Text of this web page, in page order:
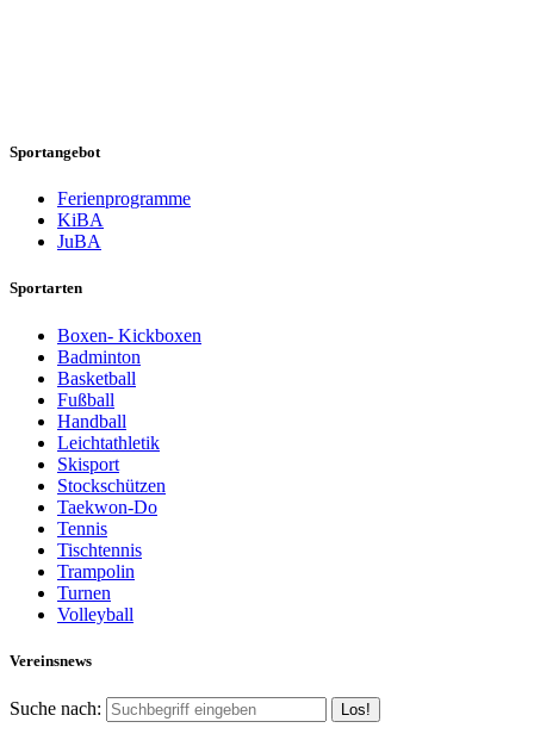
Sportangebot
Ferienprogramme
KiBA
JuBA
Sportarten
Boxen- Kickboxen
Badminton
Basketball
Fußball
Handball
Leichtathletik
Skisport
Stockschützen
Taekwon-Do
Tennis
Tischtennis
Trampolin
Turnen
Volleyball
Vereinsnews
Suche nach: